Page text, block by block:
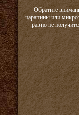
Обратите
царапины или
равно не